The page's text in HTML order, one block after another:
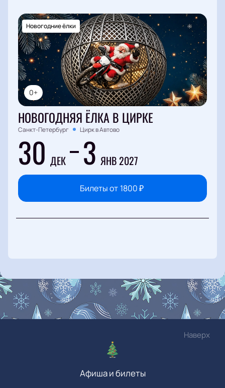
0+
Новогодние ёлки
НОВОГОДНЯЯ ЁЛКА В ЦИРКЕ
Санкт-Петербург Цирк в Автово
30 ДЕК 3 ЯНВ 2027
Билеты от 1800₽
Наверх
Афиша и билеты